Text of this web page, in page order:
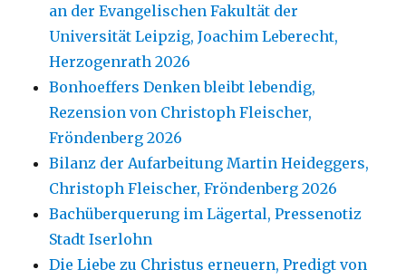
an der Evangelischen Fakultät der
Universität Leipzig, Joachim Leberecht,
Herzogenrath 2026
Bonhoeffers Denken bleibt lebendig,
Rezension von Christoph Fleischer,
Fröndenberg 2026
Bilanz der Aufarbeitung Martin Heideggers,
Christoph Fleischer, Fröndenberg 2026
Bachüberquerung im Lägertal, Pressenotiz
Stadt Iserlohn
Die Liebe zu Christus erneuern, Predigt von